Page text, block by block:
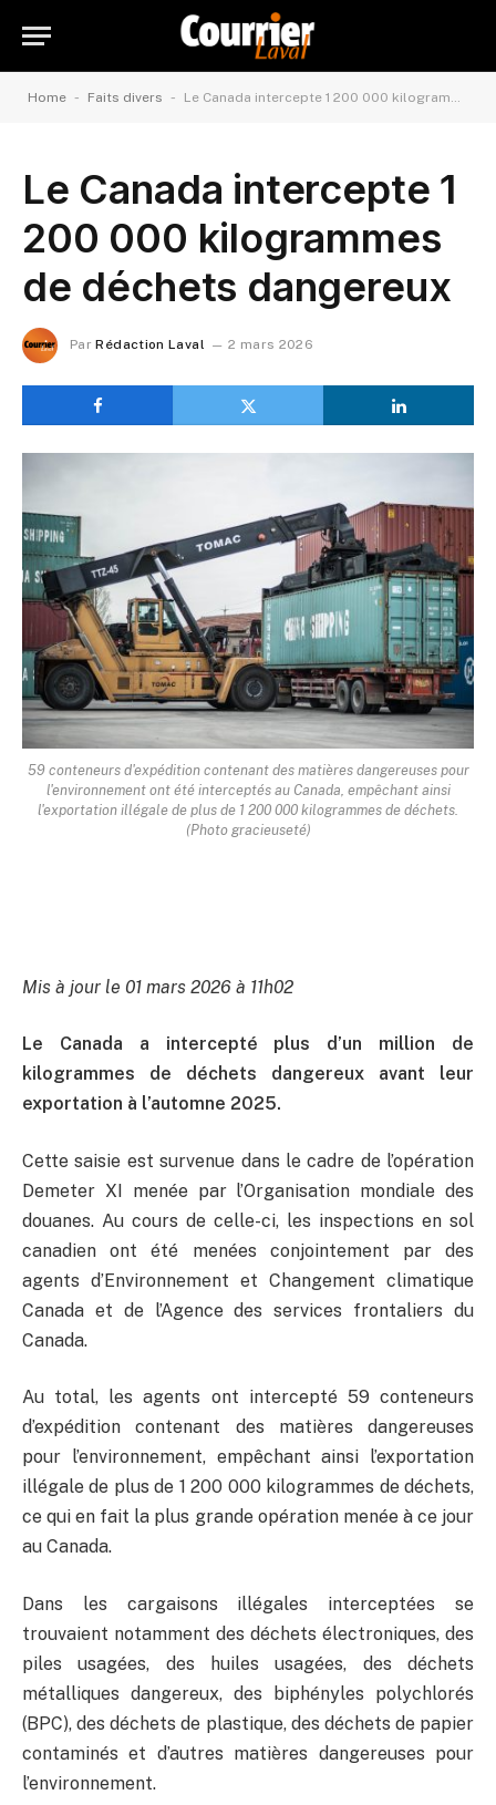
Home - Faits divers - Le Canada intercepte 1 200 000 kilogrammes de déchets dangereux
Le Canada intercepte 1
200 000 kilogrammes
de déchets dangereux
Par Rédaction Laval 2 mars 2026
59 conteneurs d'expédition contenant des matières dangereuses pour
l'environnement ont été interceptés au Canada, empêchant ainsi
l'exportation illégale de plus de 1 200 000 kilogrammes de déchets.
(Photo gracieuseté)
Mis à jour le 01 mars 2026 à 11h02
Le Canada a intercepté plus d’un million de
kilogrammes de déchets dangereux avant leur
exportation à l’automne 2025.
Cette saisie est survenue dans le cadre de l’opération
Demeter XI menée par l’Organisation mondiale des
douanes. Au cours de celle-ci, les inspections en sol
canadien ont été menées conjointement par des
agents d’Environnement et Changement climatique
Canada et de l’Agence des services frontaliers du
Canada.
Au total, les agents ont intercepté 59 conteneurs
d’expédition contenant des matières dangereuses
pour l’environnement, empêchant ainsi l’exportation
illégale de plus de 1 200 000 kilogrammes de déchets,
ce qui en fait la plus grande opération menée à ce jour
au Canada.
Dans les cargaisons illégales interceptées se
trouvaient notamment des déchets électroniques, des
piles usagées, des huiles usagées, des déchets
métalliques dangereux, des biphényles polychlorés
(BPC), des déchets de plastique, des déchets de papier
contaminés et d’autres matières dangereuses pour
l’environnement.